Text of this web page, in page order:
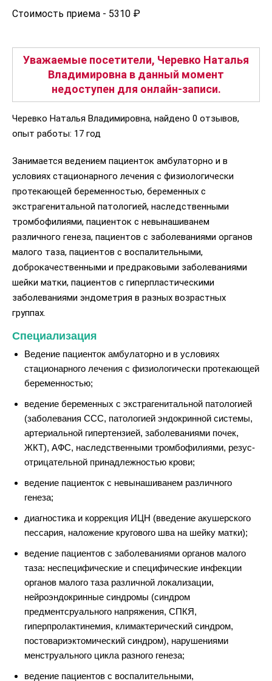
Стоимость приема - 5310 ₽
Уважаемые посетители, Черевко Наталья
Владимировна в данный момент
недоступен для онлайн-записи.
Черевко Наталья Владимировна, найдено 0 отзывов,
опыт работы: 17 год
Занимается ведением пациенток амбулаторно и в
условиях стационарного лечения с физиологически
протекающей беременностью, беременных с
экстрагенитальной патологией, наследственными
тромбофилиями, пациенток с невынашиванем
различного генеза, пациентов с заболеваниями органов
малого таза, пациентов с воспалительными,
доброкачественными и предраковыми заболеваниями
шейки матки, пациентов с гиперпластическими
заболеваниями эндометрия в разных возрастных
группах.
Специализация
Ведение пациенток амбулаторно и в условиях
стационарного лечения с физиологически протекающей
беременностью;
ведение беременных с экстрагенитальной патологией
(заболевания ССС, патологией эндокринной системы,
артериальной гипертензией, заболеваниями почек,
ЖКТ), АФС, наследственными тромбофилиями, резус-
отрицательной принадлежностью крови;
ведение пациенток с невынашиванем различного
генеза;
диагностика и коррекция ИЦН (введение акушерского
пессария, наложение кругового шва на шейку матки);
ведение пациентов с заболеваниями органов малого
таза: неспецифические и специфические инфекции
органов малого таза различной локализации,
нейроэндокринные синдромы (синдром
предментсруального напряжения, СПКЯ,
гиперпролактинемия, климактерический синдром,
постовариэктомический синдром), нарушениями
менструального цикла разного генеза;
ведение пациентов с воспалительными,